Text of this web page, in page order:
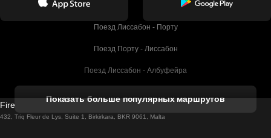
Поезд Лиссабон - Порту
Поезд Порту - Лиссабон
Поезд Лиссабон - Албуфейра
Поезд Лиссабон - Лагос
Показать больше популярных маршрутов
Firebird GT Limited (OC 1451)
432, Triq Fleur de Lys, Suite 1, Birkirkara, BKR 9061, Malta